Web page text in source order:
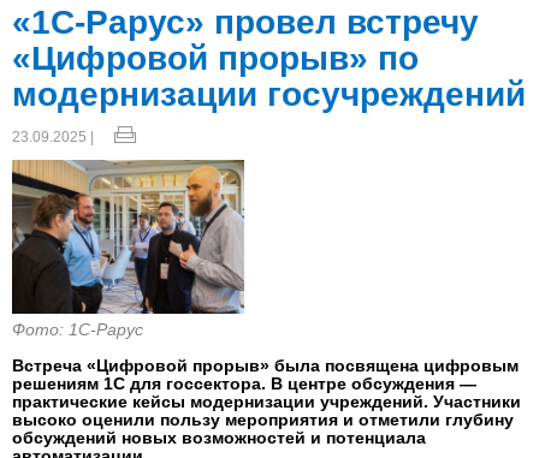
«1С-Рарус» провел встречу
«Цифровой прорыв» по
модернизации госучреждений
23.09.2025 |
Фото: 1С-Рарус
Встреча «Цифровой прорыв» была посвящена цифровым
решениям 1С для госсектора. В центре обсуждения —
практические кейсы модернизации учреждений. Участники
высоко оценили пользу мероприятия и отметили глубину
обсуждений новых возможностей и потенциала